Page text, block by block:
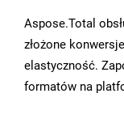
Aspose.Total
złożone
elastyczność.
formatów na